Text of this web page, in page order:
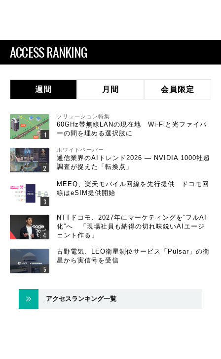
ACCESS RANKING
週間 月間 会員限定
ソリューション特集
60GHz帯無線LANの現在地 Wi-Fiと光ファイバ
ーの間を埋める選択肢に
ホワイトペーパー
通信業界のAIトレンド2026 ― NVIDIA 1000社超
調査が捉えた「転換点」
MEEQ、楽天モバイル回線を先行提供 ドコモ回
線はeSIM提供開始
NTTドコモ、2027年にマーケティングを“フルAI
化”へ 「現場社員も納得の切れ味鋭いAIエージ
ェント作る」
古野電気、LEO衛星測位サービス「Pulsar」の衛
星から実信号を受信
アクセスランキング一覧